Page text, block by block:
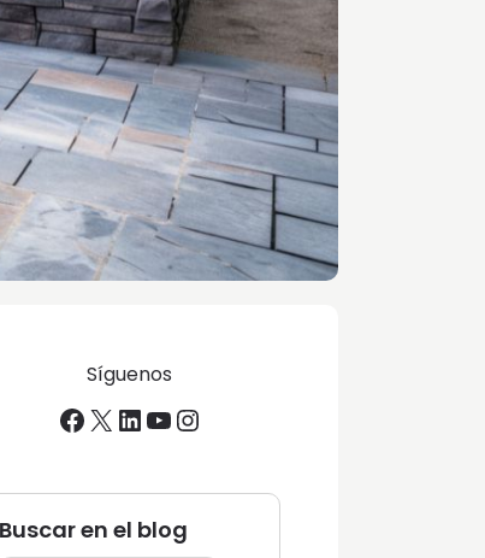
Síguenos
Facebook
X LinkedIn
YouTube
Instagram
Buscar en el blog